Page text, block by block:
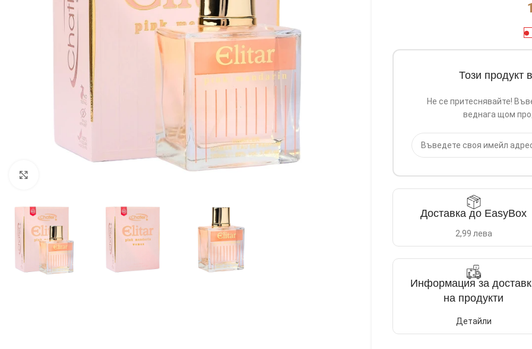
Този продукт
Не се притеснявайте!
веднага щом
Доставка до EasyBox
2,99 лева
Информация за
на продукти
Детайли